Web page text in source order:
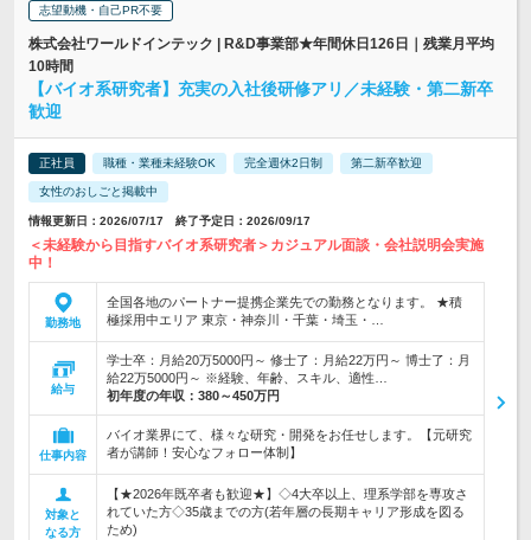
志望動機・自己PR不要
株式会社ワールドインテック | R&D事業部★年間休日126日｜残業月平均
10時間
【バイオ系研究者】充実の入社後研修アリ／未経験・第二新卒
歓迎
正社員 職種・業種未経験OK 完全週休2日制 第二新卒歓迎
女性のおしごと掲載中
情報更新日：2026/07/17 終了予定日：2026/09/17
＜未経験から目指すバイオ系研究者＞カジュアル面談・会社説明会実施
中！
勤務地
全国各地のパートナー提携企業先での勤務となります。 ★積
極採用中エリア 東京・神奈川・千葉・埼玉・…
給与
学士卒：月給20万5000円～ 修士了：月給22万円～ 博士了：月
給22万5000円～ ※経験、年齢、スキル、適性…
初年度の年収： 380～450万円
仕事内容
バイオ業界にて、様々な研究・開発をお任せします。【元研究
者が講師！安心なフォロー体制】
対象と
なる方
【★2026年既卒者も歓迎★】◇4大卒以上、理系学部を専攻さ
れていた方◇35歳までの方(若年層の長期キャリア形成を図る
ため)